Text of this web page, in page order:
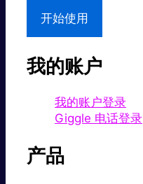
开始使用
我的账户
我的账户登录
Giggle 电话登录
产品